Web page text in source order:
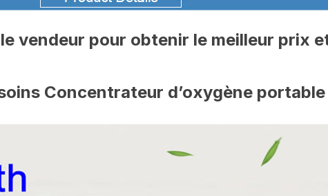
vendeur pour obtenir le meilleur prix
Concentrateur d’oxygène portable